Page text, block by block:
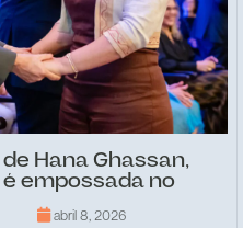
Hana Ghassan,
é empossada no
abril 8, 2026